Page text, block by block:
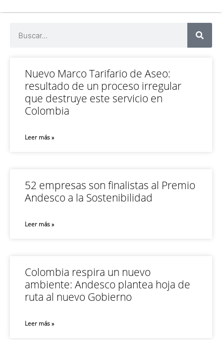
Nuevo Marco Tarifario de Aseo:
resultado de un proceso irregular
que destruye este servicio en
Colombia
Leer más »
52 empresas son finalistas al Premio
Andesco a la Sostenibilidad
Leer más »
Colombia respira un nuevo
ambiente: Andesco plantea hoja de
ruta al nuevo Gobierno
Leer más »